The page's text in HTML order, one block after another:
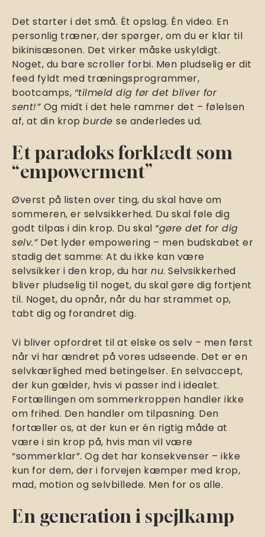
Det starter i det små. Ét opslag. Én video. En
personlig træner, der spørger, om du er klar til
bikinisæsonen. Det virker måske uskyldigt.
Noget, du bare scroller forbi. Men pludselig er dit
feed fyldt med træningsprogrammer,
bootcamps, “tilmeld dig før det bliver for
sent!” Og midt i det hele rammer det – følelsen
af, at din krop burde se anderledes ud.
Et paradoks forklædt som
“empowerment”
Øverst på listen over ting, du skal have om
sommeren, er selvsikkerhed. Du skal føle dig
godt tilpas i din krop. Du skal “gøre det for dig
selv.”Det lyder empowering – men budskabet er
stadig det samme: At du ikke kan være
selvsikker i den krop, du har nu. Selvsikkerhed
bliver pludselig til noget, du skal gøre dig fortjent
til. Noget, du opnår, når du har strammet op,
tabt dig og forandret dig.
Vi bliver opfordret til at elske os selv – men først
når vi har ændret på vores udseende. Det er en
selvkærlighed med betingelser. En selvaccept,
der kun gælder, hvis vi passer ind i idealet.
Fortællingen om sommerkroppen handler ikke
om frihed. Den handler om tilpasning. Den
fortæller os, at der kun er én rigtig måde at
være i sin krop på, hvis man vil være
“sommerklar”. Og det har konsekvenser – ikke
kun for dem, der i forvejen kæmper med krop,
mad, motion og selvbillede. Men for os alle.
En generation i spejlkamp